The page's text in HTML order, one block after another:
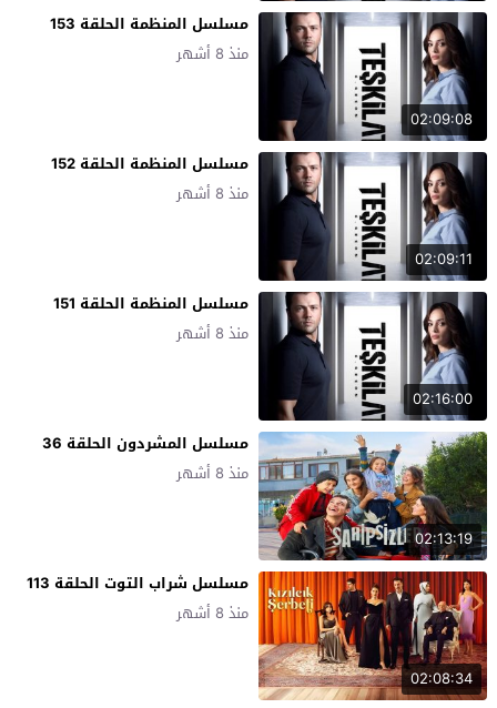
02:09:08
مسلسل المنظمة الحلقة 153
منذ 8 أشهر
02:09:11
مسلسل المنظمة الحلقة 152
منذ 8 أشهر
02:16:00
مسلسل المنظمة الحلقة 151
منذ 8 أشهر
02:13:19
مسلسل المشردون الحلقة 36
منذ 8 أشهر
02:08:34
مسلسل شراب التوت الحلقة 113
منذ 8 أشهر